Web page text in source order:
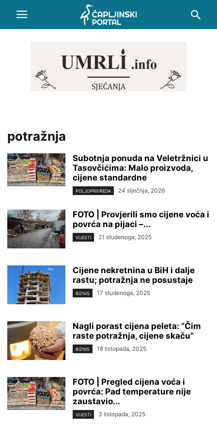
potražnja
Subotnja ponuda na Veletržnici u
Tasovčićima: Malo proizvoda,
cijene standardne
POLJOPRIVREDA 24 siječnja, 2026
FOTO | Provjerili smo cijene voća i
povrća na pijaci –...
VIJESTI 21 studenoga, 2025
Cijene nekretnina u BiH i dalje
rastu; potražnja ne posustaje
BIZNIS 17 studenoga, 2025
Nagli porast cijena peleta: “Čim
raste potražnja, cijene skaču”
BIZNIS 18 listopada, 2025
FOTO | Pregled cijena voća i
povrća: Pad temperature nije
zaustavio...
VIJESTI 3 listopada, 2025